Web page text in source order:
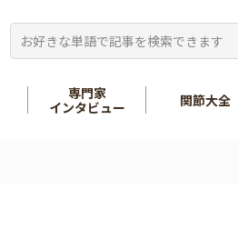
専門家
インタビュー
関節大全